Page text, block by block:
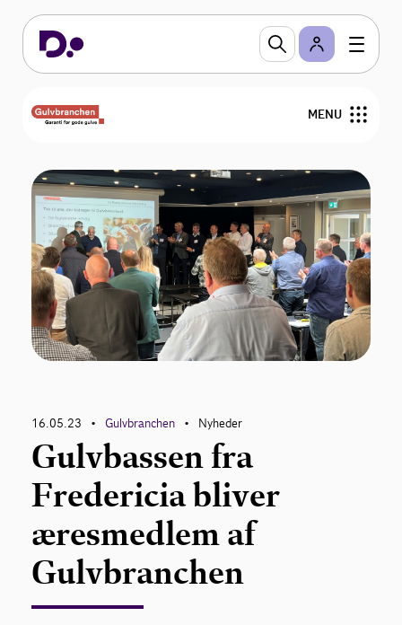
MENU
Nyheder
Arrangementer
Gulvfakta
GVK
For medlemmer
Om Gulvbranchen
Bliv medlem
16.05.23 • Gulvbranchen • Nyheder
Gulvbassen fra
Fredericia bliver
æresmedlem af
Gulvbranchen